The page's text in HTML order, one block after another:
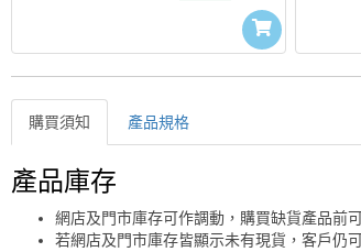
購買須知 產品規格
購買須知
產品庫存
網店及門市庫存可作調動，購買缺貨產品前
若網店及門市庫存皆顯示未有現貨，客戶仍